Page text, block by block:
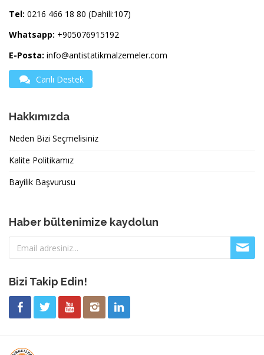
Tel: 0216 466 18 80 (Dahili:107)
Whatsapp: +905076915192
E-Posta: info@antistatikmalzemeler.com
Canlı Destek
Hakkımızda
Neden Bizi Seçmelisiniz
Kalite Politikamız
Bayilik Başvurusu
Haber bültenimize kaydolun
Bizi Takip Edin!